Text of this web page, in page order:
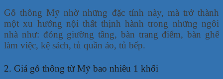
Gỗ thông Mỹ nhờ những đặc tính này, mà trở thành
một xu hướng nội thất thịnh hành trong những ngôi
nhà như: đóng giường tầng, bàn trang điểm, bàn ghế
làm việc, kệ sách, tủ quần áo, tủ bếp.
2. Giá gỗ thông từ Mỹ bao nhiêu 1 khối